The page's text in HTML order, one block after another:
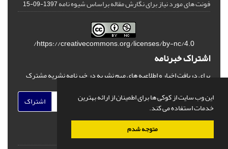
این وب سایت از کوکی ها برای اطمینان از ارائه بهترین
خدمات استفاده می کند.
متوجه شدم
فونت های مورد نیاز برای نگارش مقاله براساس شیوه نامه1397-09-15
https://creativecommons.org/licenses/by-nc/4.0/
اشتراک خبرنامه
برای دریافت اخبار و اطلاعیه های مهم نشریه در خبرنامه نشریه مشترک
اشتراک